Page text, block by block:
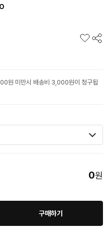
원 미만시 배송비 3,000원이 청구됩
0원
구매하기